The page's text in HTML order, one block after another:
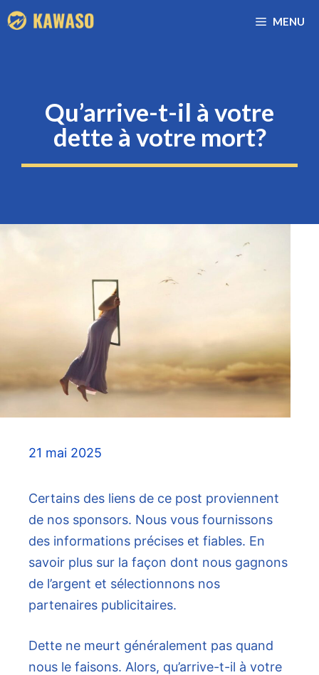
Aller
au
MENU
Qu’arrive-t-il à votre
dette à votre mort?
21 mai 2025
Certains des liens de ce post proviennent
de nos sponsors. Nous vous fournissons
des informations précises et fiables. En
savoir plus sur la façon dont nous gagnons
de l’argent et sélectionnons nos
partenaires publicitaires.
Dette ne meurt généralement pas quand
nous le faisons. Alors, qu’arrive-t-il à votre